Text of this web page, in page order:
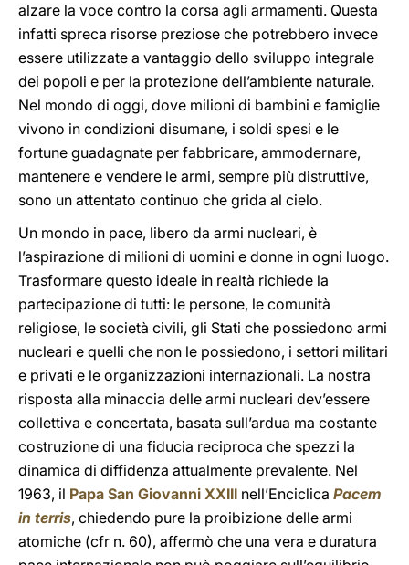
alzare la voce contro la corsa agli armamenti. Questa
infatti spreca risorse preziose che potrebbero invece
essere utilizzate a vantaggio dello sviluppo integrale
dei popoli e per la protezione dell’ambiente naturale.
Nel mondo di oggi, dove milioni di bambini e famiglie
vivono in condizioni disumane, i soldi spesi e le
fortune guadagnate per fabbricare, ammodernare,
mantenere e vendere le armi, sempre più distruttive,
sono un attentato continuo che grida al cielo.
Un mondo in pace, libero da armi nucleari, è
l’aspirazione di milioni di uomini e donne in ogni luogo.
Trasformare questo ideale in realtà richiede la
partecipazione di tutti: le persone, le comunità
religiose, le società civili, gli Stati che possiedono armi
nucleari e quelli che non le possiedono, i settori militari
e privati e le organizzazioni internazionali. La nostra
risposta alla minaccia delle armi nucleari dev’essere
collettiva e concertata, basata sull’ardua ma costante
costruzione di una fiducia reciproca che spezzi la
dinamica di diffidenza attualmente prevalente. Nel
1963, il Papa San Giovanni XXIII nell’Enciclica Pacem
in terris, chiedendo pure la proibizione delle armi
atomiche (cfr n. 60), affermò che una vera e duratura